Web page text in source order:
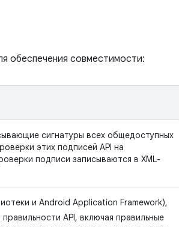
обеспечения совместимости:
сигнатуры всех общедоступных
этих подписей API на
подписи записываются в XML-
и Android Application Framework),
API, включая правильные